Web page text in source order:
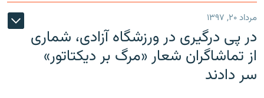
مرداد ۲۰, ۱۳۹۷
در پی درگیری در ورزشگاه آزادی، شماری
از تماشاگران شعار «مرگ بر دیکتاتور»
سر دادند